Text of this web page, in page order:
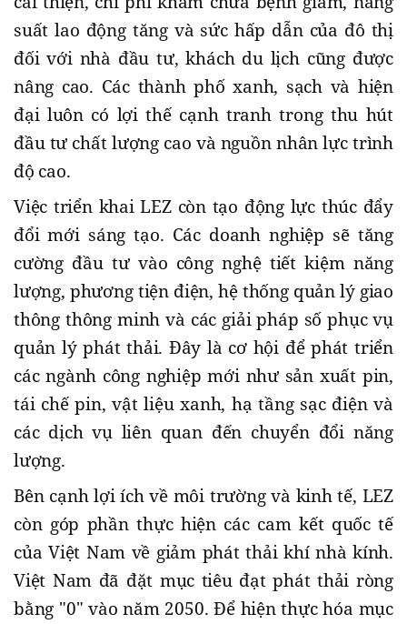
suất lao động tăng và sức hấp dẫn của đô thị
đối với nhà đầu tư, khách du lịch cũng được
nâng cao. Các thành phố xanh, sạch và hiện
đại luôn có lợi thế cạnh tranh trong thu hút
đầu tư chất lượng cao và nguồn nhân lực trình
độ cao.
Việc triển khai LEZ còn tạo động lực thúc đẩy
đổi mới sáng tạo. Các doanh nghiệp sẽ tăng
cường đầu tư vào công nghệ tiết kiệm năng
lượng, phương tiện điện, hệ thống quản lý giao
thông thông minh và các giải pháp số phục vụ
quản lý phát thải. Đây là cơ hội để phát triển
các ngành công nghiệp mới như sản xuất pin,
tái chế pin, vật liệu xanh, hạ tầng sạc điện và
các dịch vụ liên quan đến chuyển đổi năng
lượng.
Bên cạnh lợi ích về môi trường và kinh tế, LEZ
còn góp phần thực hiện các cam kết quốc tế
của Việt Nam về giảm phát thải khí nhà kính.
Việt Nam đã đặt mục tiêu đạt phát thải ròng
bằng "0" vào năm 2050. Để hiện thực hóa mục